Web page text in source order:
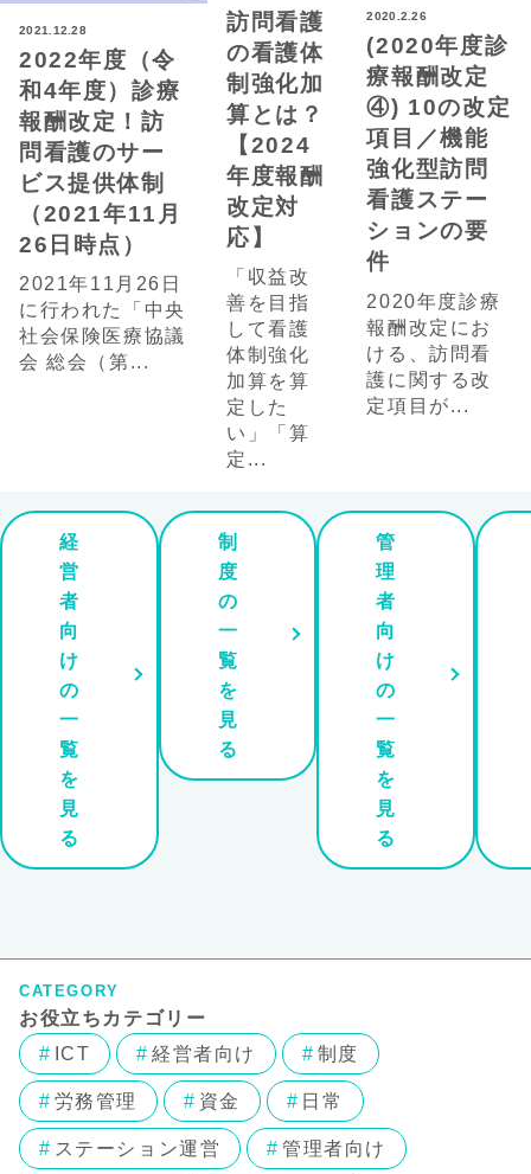
2021.12.28
2022年度（令
和4年度）診療
報酬改定！訪
問看護のサー
ビス提供体制
（2021年11月
26日時点）
2021年11月26日
に行われた「中央
社会保険医療協議
会 総会（第...
訪問看護
の看護体
制強化加
算とは？
【2024
年度報酬
改定対
応】
「収益改
善を目指
して看護
体制強化
加算を算
定した
い」「算
定...
2020.2.26
(2020年度診
療報酬改定
④) 10の改定
項目／機能
強化型訪問
看護ステー
ションの要
件
2020年度診療
報酬改定にお
ける、訪問看
護に関する改
定項目が...
経
営
者
向
け
の
一
覧
を
見
る
制
度
の
一
覧
を
見
る
管
理
者
向
け
の
一
覧
を
見
る
CATEGORY
お役立ちカテゴリー
ICT
経営者向け 制度
労務管理 資金 日常
ステーション運営 管理者向け